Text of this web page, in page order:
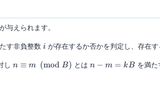
が与えられます。
す非負整数i
i が存在するか否かを判定し、存在
し n \equiv m
n ≡ m (mod B) とはn -
n − m = kB を満た